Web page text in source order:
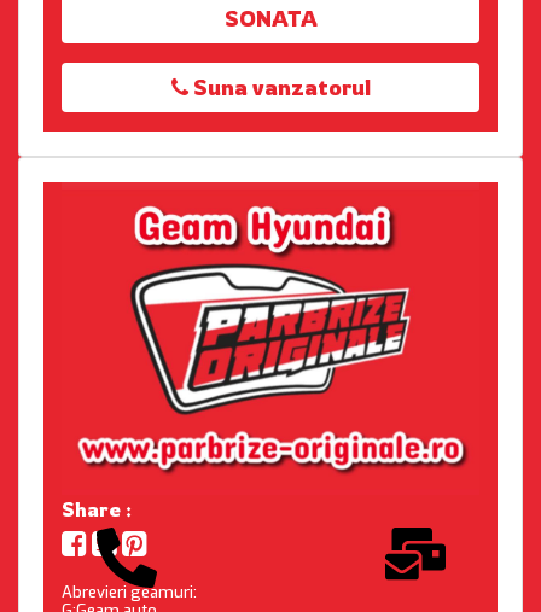
SONATA
Suna vanzatorul
Share :
Abrevieri geamuri: